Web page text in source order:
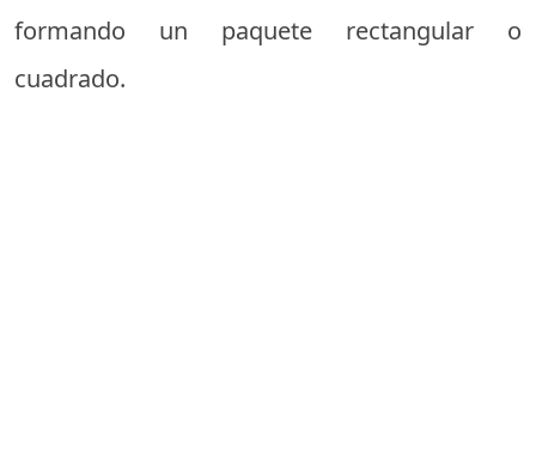
formando un paquete rectangular o
cuadrado.